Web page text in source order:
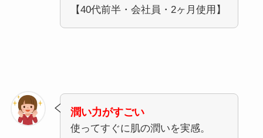
【40代前半・会社員・2ヶ月使用】
潤い力がすごい
使ってすぐに肌の潤いを実感。